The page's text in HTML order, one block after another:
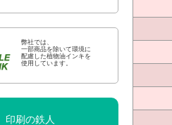
弊社では、
一部商品を除いて環境に
配慮した植物油インキを
使用しています。
印刷の鉄人